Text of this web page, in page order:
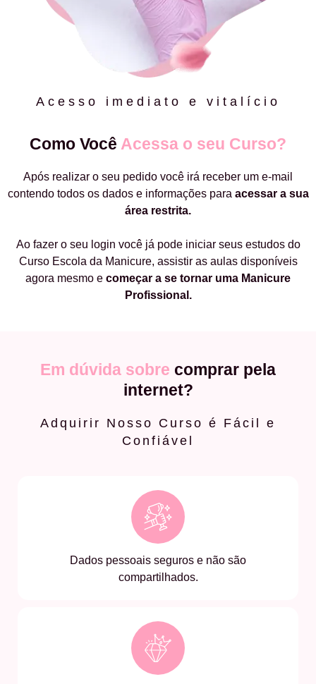
Acesso imediato e vitalício
Como Você Acessa o seu Curso?
Após realizar o seu pedido você irá receber um e-mail
contendo todos os dados e informações para acessar a sua
área restrita.
Ao fazer o seu login você já pode iniciar seus estudos do
Curso Escola da Manicure, assistir as aulas disponíveis
agora mesmo e começar a se tornar uma Manicure
Profissional.
Em dúvida sobre comprar pela
internet?
Adquirir Nosso Curso é Fácil e
Confiável
Dados pessoais seguros e não são
compartilhados.